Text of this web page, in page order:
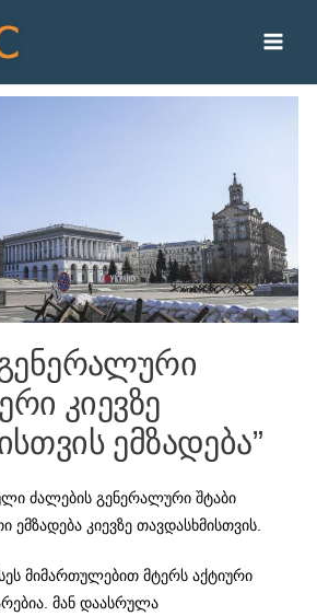
კიევზე
ემზადება”
ძალების გენერალური შტაბი
ემზადება კიევზე თავდასხმისთვის.
მიმართულებით მტერს აქტიური
მან დაასრულა